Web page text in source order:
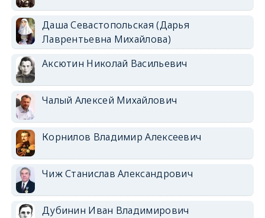
Даша Севастопольская (Дарья
Лаврентьевна Михайлова)
Аксютин Николай Васильевич
Чалый Алексей Михайлович
Корнилов Владимир Алексеевич
Чиж Станислав Александрович
Дубинин Иван Владимирович